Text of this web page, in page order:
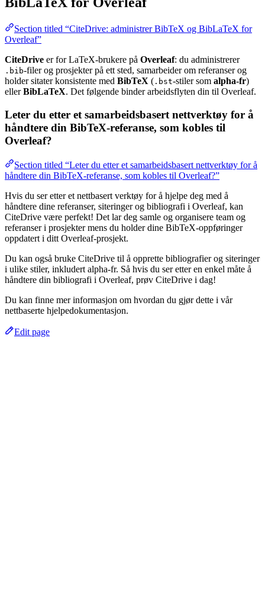
Section titled “CiteDrive: administrer BibTeX og BibLaTeX for
Overleaf”
CiteDrive er for LaTeX-brukere på Overleaf: du administrerer
.bib-filer og prosjekter på ett sted, samarbeider om referanser og
holder sitater konsistente med BibTeX ( .bst-stiler som alpha-fr)
ellerBibLaTeX. Det følgende binder arbeidsflyten din til Overleaf.
Leter du etter et samarbeidsbasert nettverktøy for å
håndtere din BibTeX-referanse, som kobles til
Overleaf?
Section titled “Leter du etter et samarbeidsbasert nettverktøy for å
håndtere din BibTeX-referanse, som kobles til Overleaf?”
Hvis du ser etter et nettbasert verktøy for å hjelpe deg med å
håndtere dine referanser, siteringer og bibliografi i Overleaf, kan
CiteDrive være perfekt! Det lar deg samle og organisere team og
referanser i prosjekter mens du holder dine BibTeX-oppføringer
oppdatert i ditt Overleaf-prosjekt.
Du kan også bruke CiteDrive til å opprette bibliografier og siteringer
i ulike stiler, inkludert alpha-fr. Så hvis du ser etter en enkel måte å
håndtere din bibliografi i Overleaf, prøv CiteDrive i dag!
Du kan finne mer informasjon om hvordan du gjør dette i vår
nettbaserte hjelpedokumentasjon.
Edit page